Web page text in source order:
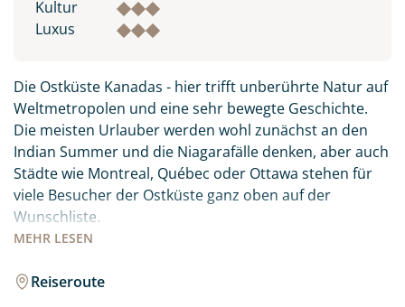
Kultur
Luxus
MEHR LESEN
Die Ostküste Kanadas - hier trifft unberührte Natur auf
Weltmetropolen und eine sehr bewegte Geschichte.
Die meisten Urlauber werden wohl zunächst an den
Indian Summer und die Niagarafälle denken, aber auch
Städte wie Montreal, Québec oder Ottawa stehen für
viele Besucher der Ostküste ganz oben auf der
Wunschliste.
ursprünglichen und wilden Seite. Die Gegend
bezaubert durch grandiose Bergpanoramen in den
Reiseroute